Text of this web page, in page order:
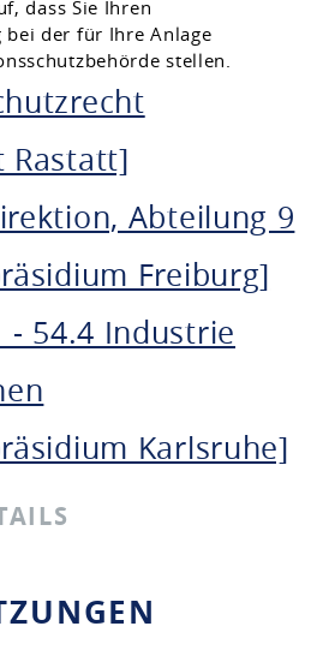
dass Sie Ihren
bei der für Ihre Anlage
stellen.
Rastatt]
Abteilung 9
Freiburg]
- 54.4 Industrie
Karlsruhe]